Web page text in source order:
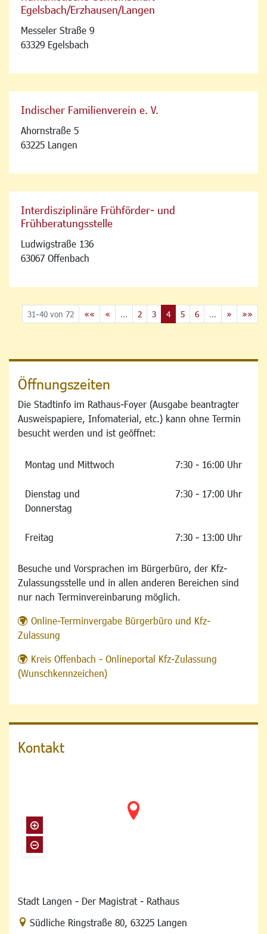
Egelsbach/Erzhausen/Langen
Messeler Straße 9
63329 Egelsbach
Indischer Familienverein e. V.
Ahornstraße 5
63225 Langen
Interdisziplinäre Frühförder- und
Frühberatungsstelle
Ludwigstraße 136
63067 Offenbach
31-40 von 72 «« « ... 2 3 4 5 6 ... » »»
Öffnungszeiten
Die Stadtinfo im Rathaus-Foyer (Ausgabe beantragter
Ausweispapiere, Infomaterial, etc.) kann ohne Termin
besucht werden und ist geöffnet:
Montag und Mittwoch 7:30 - 16:00 Uhr
Dienstag und
Donnerstag
7:30 - 17:00 Uhr
Freitag 7:30 - 13:00 Uhr
Besuche und Vorsprachen im Bürgerbüro, der Kfz-
Zulassungsstelle und in allen anderen Bereichen sind
nur nach Terminvereinbarung möglich.
Online-Terminvergabe Bürgerbüro und Kfz-
Zulassung
Kreis Offenbach - Onlineportal Kfz-Zulassung
(Wunschkennzeichen)
Kontakt
Stadt Langen - Der Magistrat - Rathaus
Link zur Google-Maps Navigation
Südliche Ringstraße 80, 63225 Langen